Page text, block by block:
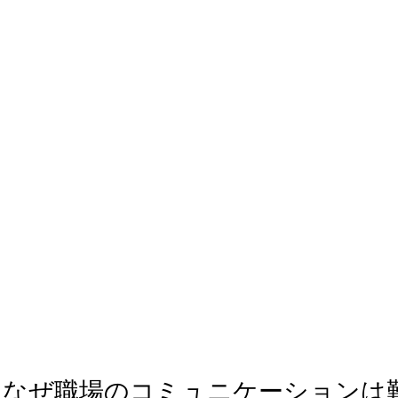
ぜ職場のコミュニケーションは